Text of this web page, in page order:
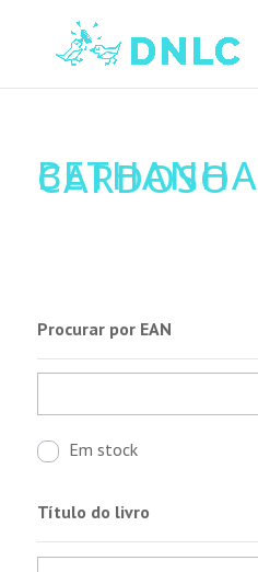
BETHANHA
CARDOSO
Procurar por EAN
Em stock
Título do livro